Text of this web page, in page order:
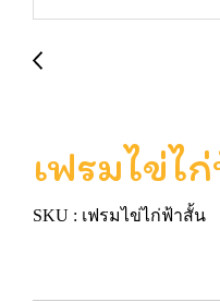
เฟรมไข่ไ
SKU : เฟรมไข่ไก่ฟ้าสั้น